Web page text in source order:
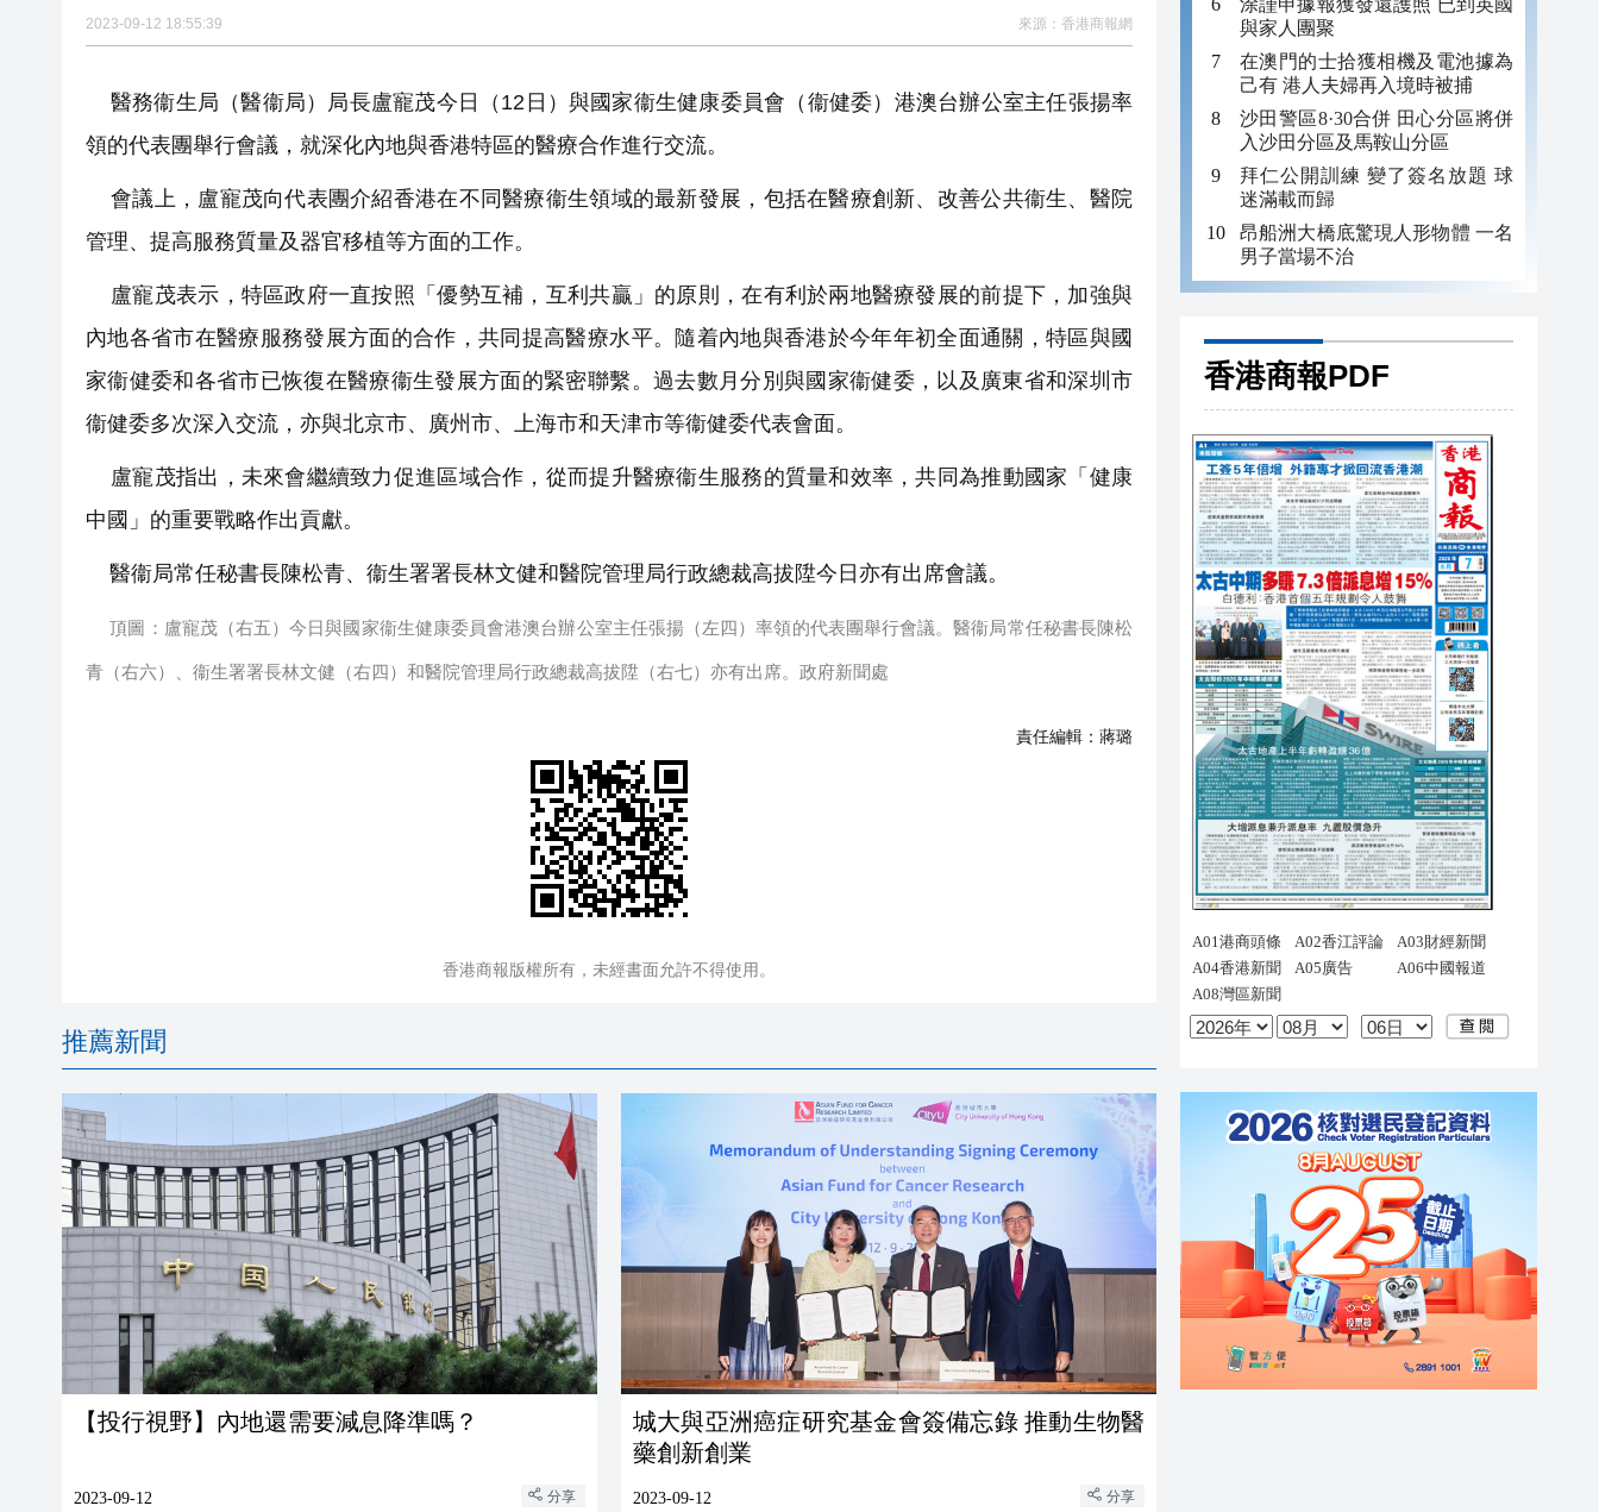
2023-09-12 18:55:39 來源： 香港商報網
醫務衞生局（醫衞局）局長盧寵茂今日（12日）與國家衞生健康委員會（衞健委）港澳台辦公室主任張揚率
領的代表團舉行會議，就深化內地與香港特區的醫療合作進行交流。
會議上，盧寵茂向代表團介紹香港在不同醫療衞生領域的最新發展，包括在醫療創新、改善公共衞生、醫院
管理、提高服務質量及器官移植等方面的工作。
盧寵茂表示，特區政府一直按照「優勢互補，互利共贏」的原則，在有利於兩地醫療發展的前提下，加強與
內地各省市在醫療服務發展方面的合作，共同提高醫療水平。隨着內地與香港於今年年初全面通關，特區與國
家衞健委和各省市已恢復在醫療衞生發展方面的緊密聯繫。過去數月分別與國家衞健委，以及廣東省和深圳市
衞健委多次深入交流，亦與北京市、廣州市、上海市和天津市等衞健委代表會面。
盧寵茂指出，未來會繼續致力促進區域合作，從而提升醫療衞生服務的質量和效率，共同為推動國家「健康
中國」的重要戰略作出貢獻。
醫衞局常任秘書長陳松青、衞生署署長林文健和醫院管理局行政總裁高拔陞今日亦有出席會議。
頂圖：盧寵茂（右五）今日與國家衞生健康委員會港澳台辦公室主任張揚（左四）率領的代表團舉行會議。醫衞局常任秘書長陳松
青（右六）、衞生署署長林文健（右四）和醫院管理局行政總裁高拔陞（右七）亦有出席。政府新聞處
責任編輯： 蔣璐
香港商報版權所有，未經書面允許不得使用。
推薦新聞
【投行視野】內地還需要減息降準嗎？
2023-09-12 分享
城大與亞洲癌症研究基金會簽備忘錄 推動生物醫
藥創新創業
2023-09-12 分享
與家人團聚
在澳門的士拾獲相機及電池據為
己有 港人夫婦再入境時被捕
沙田警區8·30合併 田心分區將併
入沙田分區及馬鞍山分區
拜仁公開訓練 變了簽名放題 球
迷滿載而歸
昂船洲大橋底驚現人形物體 一名
男子當場不治
香港商報PDF